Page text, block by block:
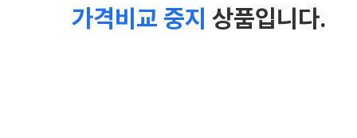
가격비교 중지 상품입니다.